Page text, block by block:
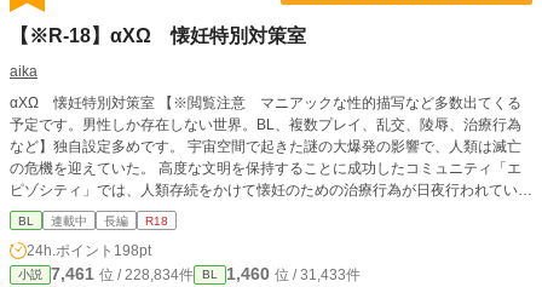
【※R-18】αXΩ 懐妊特別対策室
aika
αXΩ 懐妊特別対策室 【※閲覧注意 マニアックな性的描写など多数出てくる
予定です。男性しか存在しない世界。BL、複数プレイ、乱交、陵辱、治療行為
など】独自設定多めです。 宇宙空間で起きた謎の大爆発の影響で、人類は滅亡
の危機を迎えていた。 高度な文明を保持することに成功したコミュニティ「エ
ピゾシティ」では、人類存続をかけて懐妊のための治療行為が日夜行われてい
る。 大爆発の影響か人々は子孫を残すのが難しくなっていた。 人類滅亡の危機
が訪れるまではひっそりと身を隠すように暮らしてきた特殊能力を持つラムダと
ミュー。 ラムダとは、アルファの生殖能力を高める能力を持ち、ミューはオメ
ガの生殖能力を高める能力を持っている。 エピゾジティを運営する特別機関よ
BL 連載中 長編 R18
24h.ポイント 198pt
小説 7,461 位 / 228,834件 BL 1,460 位 / 31,433件